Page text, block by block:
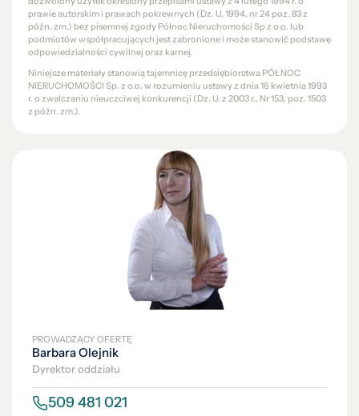
prawie autorskim i prawach pokrewnych (Dz. U. 1994, nr 24 poz. 83 z
późn. zm.) bez pisemnej zgody Północ Nieruchomości Sp z o.o. lub
podmiotów współpracujących jest zabronione i może stanowić podstawę
odpowiedzialności cywilnej oraz karnej.
Niniejsze materiały stanowią tajemnicę przedsiębiorstwa PÓŁNOC
NIERUCHOMOŚCI Sp. z o.o. w rozumieniu ustawy z dnia 16 kwietnia 1993
r. o zwalczaniu nieuczciwej konkurencji (Dz. U. z 2003 r., Nr 153, poz. 1503
z późn. zm.).
PROWADZĄCY OFERTĘ
Barbara Olejnik
Dyrektor oddziału
509 481 021